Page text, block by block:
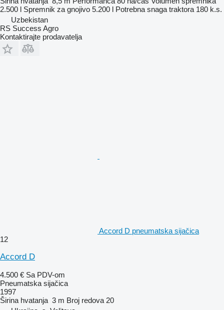
2.500 l Spremnik za gnojivo 5.200 l Potrebna snaga traktora 180 k.s.
Uzbekistan
RS Success Agro
Kontaktirajte prodavatelja
Accord D pneumatska sijačica
12
Accord D
4.500 € Sa PDV-om
Pneumatska sijačica
1997
Širina hvatanja 3 m Broj redova 20